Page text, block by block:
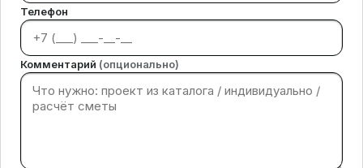
Телефон
Комментарий (опционально)